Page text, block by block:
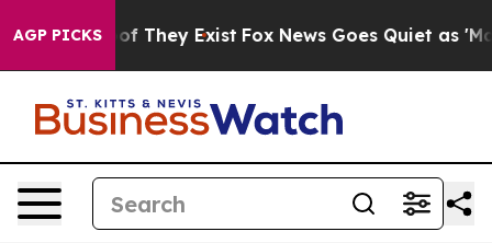
AGP PICKS
no Proof They Exist Fox News Goes Quiet as